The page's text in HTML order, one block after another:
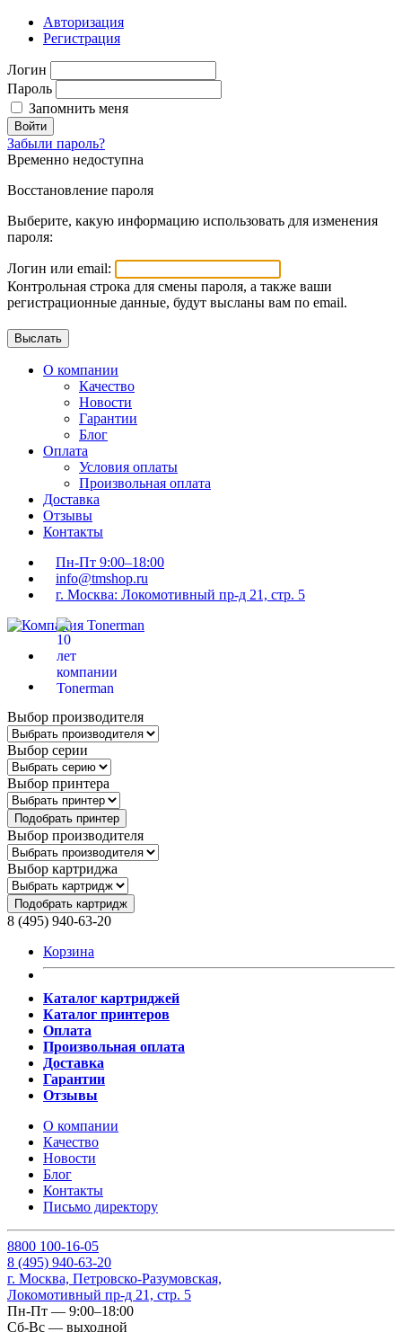
Авторизация
Регистрация
Логин
Пароль
Запомнить меня
Войти
Забыли пароль?
Временно недоступна
Восстановление пароля
Выберите, какую информацию использовать для изменения
пароля:
Логин или email:
Контрольная строка для смены пароля, а также ваши
регистрационные данные, будут высланы вам по email.
О компании
Качество
Новости
Гарантии
Блог
Оплата
Условия оплаты
Произвольная оплата
Доставка
Отзывы
Контакты
Пн-Пт 9:00–18:00
info@tmshop.ru
г. Москва: Локомотивный пр-д 21, стр. 5
Выбор производителя
Выбор серии
Выбор принтера
Подобрать принтер
Выбор производителя
Выбор картриджа
Подобрать картридж
8 (495) 940-63-20
Корзина
Каталог картриджей
Каталог принтеров
Оплата
Произвольная оплата
Доставка
Гарантии
Отзывы
О компании
Качество
Новости
Блог
Контакты
Письмо директору
8800 100-16-05
8 (495) 940-63-20
г. Москва, Петровско-Разумовская,
Локомотивный пр-д 21, стр. 5
Пн-Пт — 9:00–18:00
Сб-Вс — выходной